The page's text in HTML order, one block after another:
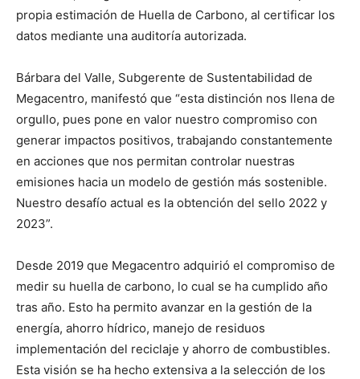
propia estimación de Huella de Carbono, al certificar los
datos mediante una auditoría autorizada.
Bárbara del Valle, Subgerente de Sustentabilidad de
Megacentro, manifestó que “esta distinción nos llena de
orgullo, pues pone en valor nuestro compromiso con
generar impactos positivos, trabajando constantemente
en acciones que nos permitan controlar nuestras
emisiones hacia un modelo de gestión más sostenible.
Nuestro desafío actual es la obtención del sello 2022 y
2023”.
Desde 2019 que Megacentro adquirió el compromiso de
medir su huella de carbono, lo cual se ha cumplido año
tras año. Esto ha permito avanzar en la gestión de la
energía, ahorro hídrico, manejo de residuos
implementación del reciclaje y ahorro de combustibles.
Esta visión se ha hecho extensiva a la selección de los